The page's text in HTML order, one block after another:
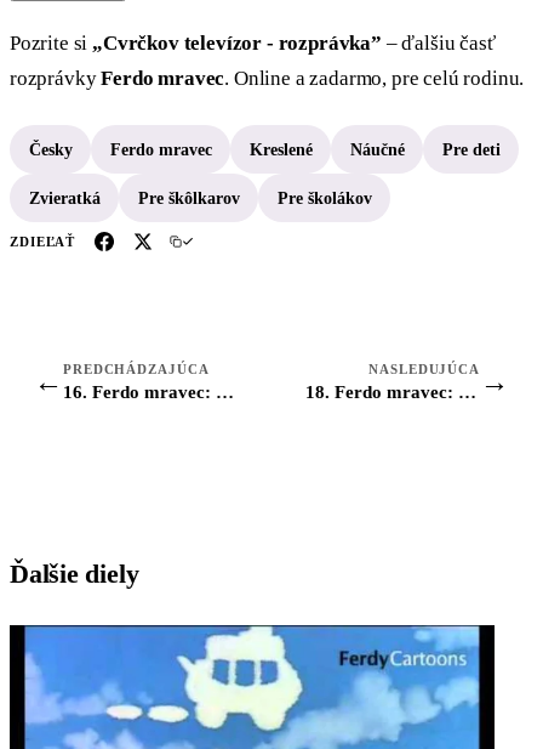
Pozrite si „Cvrčkov televízor - rozprávka” – ďalšiu časť
rozprávkyFerdo mravec. Online a zadarmo, pre celú rodinu.
Česky Ferdo mravec Kreslené Náučné Pre deti
Zvieratká Pre škôlkarov Pre školákov
ZDIEĽAŤ
← PREDCHÁDZAJÚCA
16. Ferdo mravec: Sluha u potápnice
NASLEDUJÚCA
18. Ferdo mravec: Pytlíkov divoký sen →
Ďalšie diely